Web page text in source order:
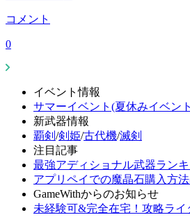
コメント
0
イベント情報
サマーイベント(夏休みイベン
新武器情報
覇剣 /剣姫/古代機/滅剣
注目記事
最強アディショナル武器ラン
アプリペイでの魔晶石購入方
GameWithからのお知らせ
未経験可&完全在宅！攻略ライ